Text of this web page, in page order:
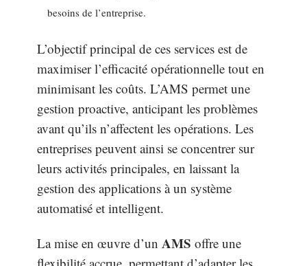
besoins de l’entreprise.
L’objectif principal de ces services est de
maximiser l’efficacité opérationnelle tout en
minimisant les coûts. L’AMS permet une
gestion proactive, anticipant les problèmes
avant qu’ils n’affectent les opérations. Les
entreprises peuvent ainsi se concentrer sur
leurs activités principales, en laissant la
gestion des applications à un système
automatisé et intelligent.
La mise en œuvre d’un AMS offre une